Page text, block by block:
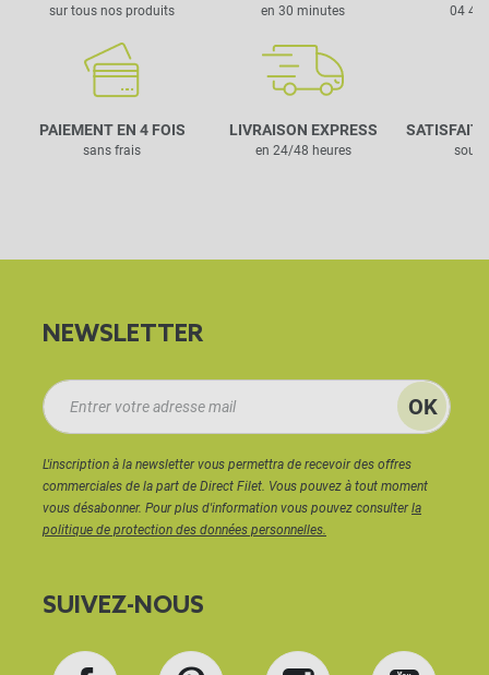
sur tous nos produits en 30 minutes
PAIEMENT EN 4 FOIS
sans frais
LIVRAISON EXPRESS
en 24/48 heures
04 42
SATISFAIT
sous
NEWSLETTER
L'inscription à la newsletter vous permettra de recevoir des offres
commerciales de la part de Direct Filet. Vous pouvez à tout moment
vous désabonner. Pour plus d'information vous pouvez consulterla
politique de protection des données personnelles.
SUIVEZ-NOUS